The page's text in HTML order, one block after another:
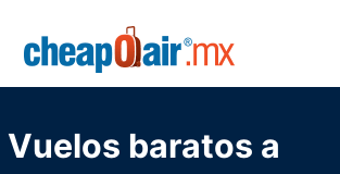
Skip to main content
Vuelos baratos a